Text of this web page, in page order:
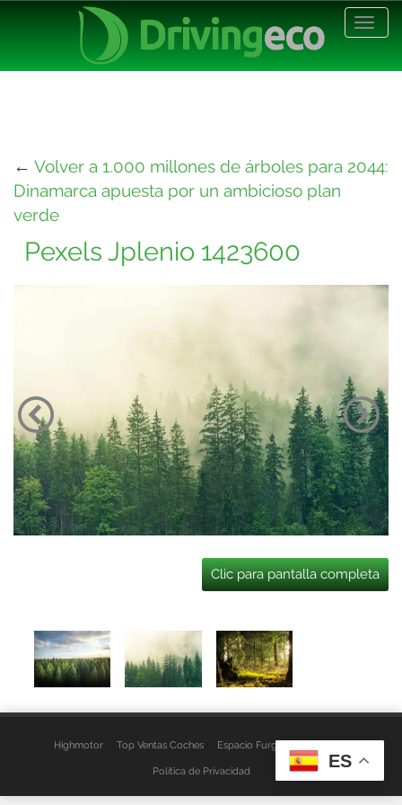
← Volver a 1.000 millones de árboles para 2044:
Dinamarca apuesta por un ambicioso plan
verde
Pexels Jplenio 1423600
Clic para pantalla completa
Highmotor Top Ventas Coches Espacio Furgo Aviso Legal
Política de Privacidad ES